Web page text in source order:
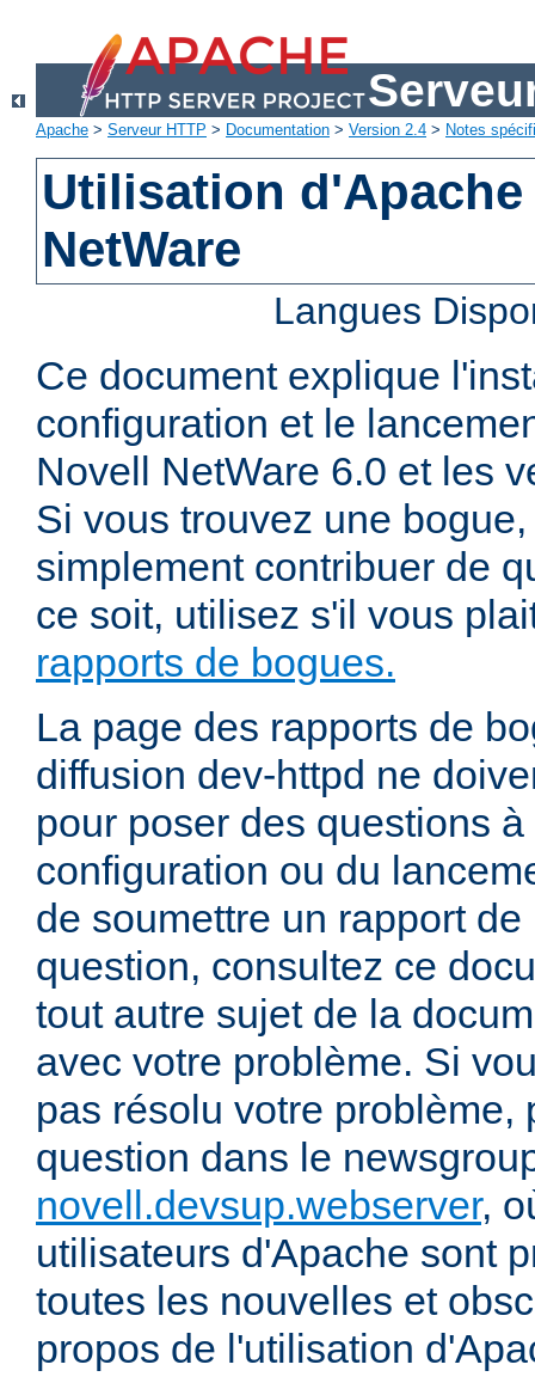
Apache > Serveur HTTP > Documentation > Version 2.4 > Notes
Utilisation
NetWare
Langues
Ce document explique
configuration et le
Novell NetWare 6.0 et les
Si vous trouvez une
simplement contribuer de
ce soit, utilisez s'il vous
rapports de bogues.
La page des rapports de
diffusion dev-httpd ne
pour poser des questions
configuration ou du
de soumettre un rapport
question, consultez ce
tout autre sujet de la
avec votre problème. Si
pas résolu votre problème,
question dans le
novell.devsup.webserver,
utilisateurs d'Apache sont
toutes les nouvelles et
propos de l'utilisation